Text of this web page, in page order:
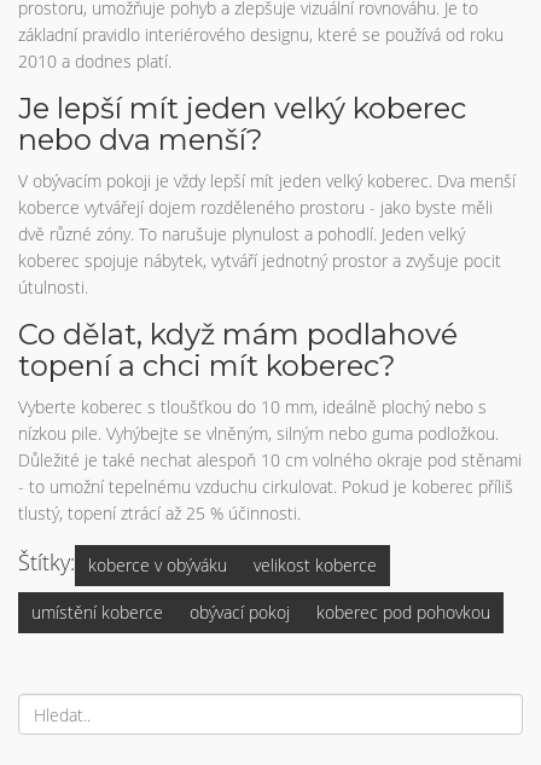
prostoru, umožňuje pohyb a zlepšuje vizuální rovnováhu. Je to
základní pravidlo interiérového designu, které se používá od roku
2010 a dodnes platí.
Je lepší mít jeden velký koberec
nebo dva menší?
V obývacím pokoji je vždy lepší mít jeden velký koberec. Dva menší
koberce vytvářejí dojem rozděleného prostoru - jako byste měli
dvě různé zóny. To narušuje plynulost a pohodlí. Jeden velký
koberec spojuje nábytek, vytváří jednotný prostor a zvyšuje pocit
útulnosti.
Co dělat, když mám podlahové
topení a chci mít koberec?
Vyberte koberec s tloušťkou do 10 mm, ideálně plochý nebo s
nízkou pile. Vyhýbejte se vlněným, silným nebo guma podložkou.
Důležité je také nechat alespoň 10 cm volného okraje pod stěnami
- to umožní tepelnému vzduchu cirkulovat. Pokud je koberec příliš
tlustý, topení ztrácí až 25 % účinnosti.
Štítky: koberce v obýváku velikost koberce
umístění koberce obývací pokoj koberec pod pohovkou